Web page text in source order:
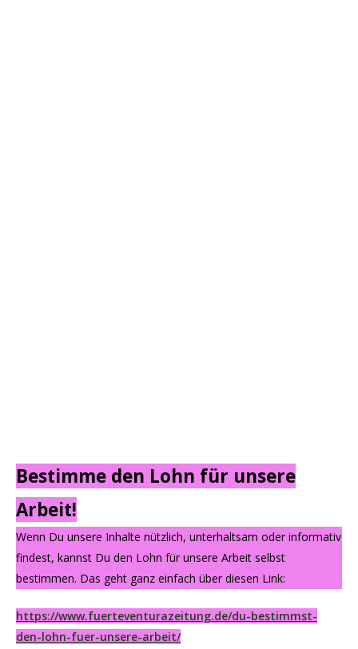
Bestimme den Lohn für unsere
Arbeit!
Wenn Du unsere Inhalte nützlich, unterhaltsam oder informativ
findest, kannst Du den Lohn für unsere Arbeit selbst
bestimmen. Das geht ganz einfach über diesen Link:
https://www.fuerteventurazeitung.de/du-bestimmst-
den-lohn-fuer-unsere-arbeit/